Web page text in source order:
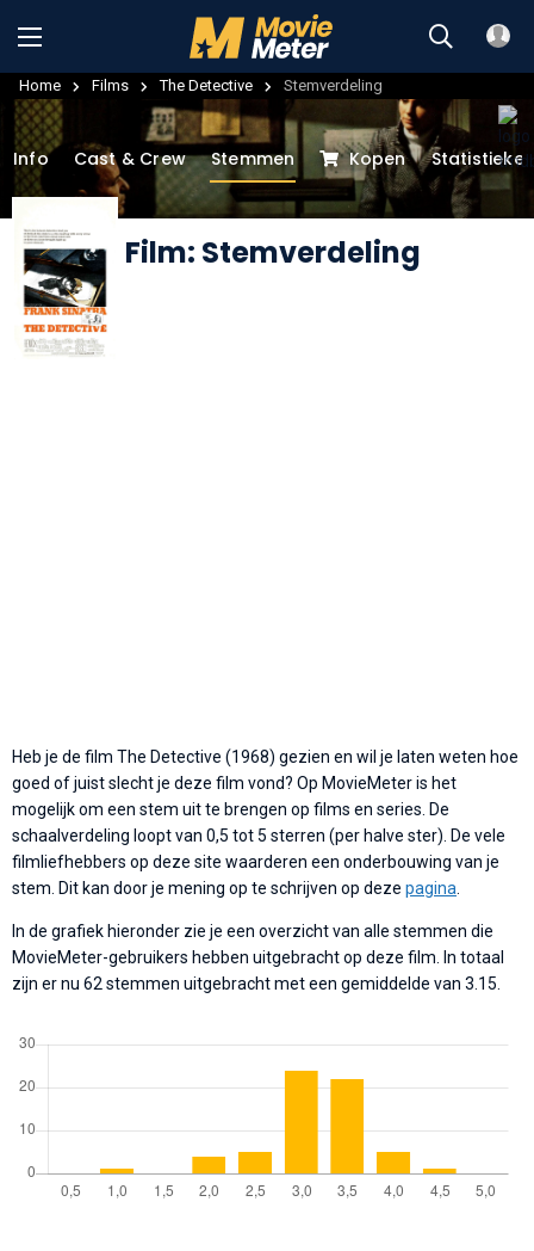
Home Films The Detective Stemverdeling
Film: Stemverdeling
Info Cast & Crew Stemmen Kopen
Heb je de film The Detective (1968) gezien en wil je laten weten hoe
goed of juist slecht je deze film vond? Op MovieMeter is het
mogelijk om een stem uit te brengen op films en series. De
schaalverdeling loopt van 0,5 tot 5 sterren (per halve ster). De vele
filmliefhebbers op deze site waarderen een onderbouwing van je
stem. Dit kan door je mening op te schrijven op deze pagina
In de grafiek hieronder zie je een overzicht van alle stemmen die
MovieMeter-gebruikers hebben uitgebracht op deze film. In totaal
zijn er nu 62 stemmen uitgebracht met een gemiddelde van 3.15.